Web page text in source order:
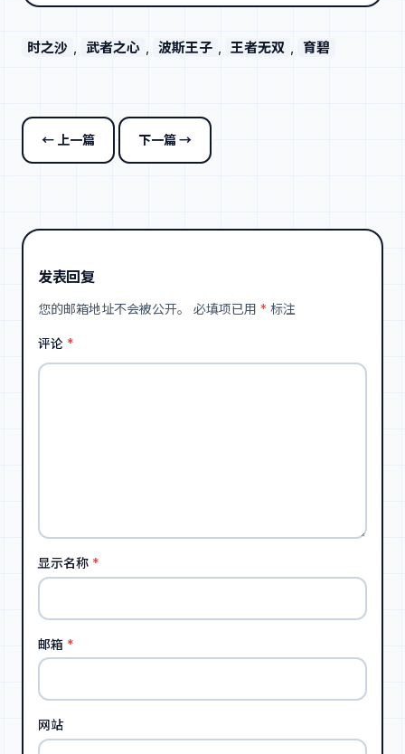
时之沙 , 武者之心 , 波斯王子 , 王者无双 , 育碧
← 上一篇 下一篇 →
发表回复
您的邮箱地址不会被公开。 必填项已用 * 标注
评论 *
显示名称 *
邮箱 *
网站